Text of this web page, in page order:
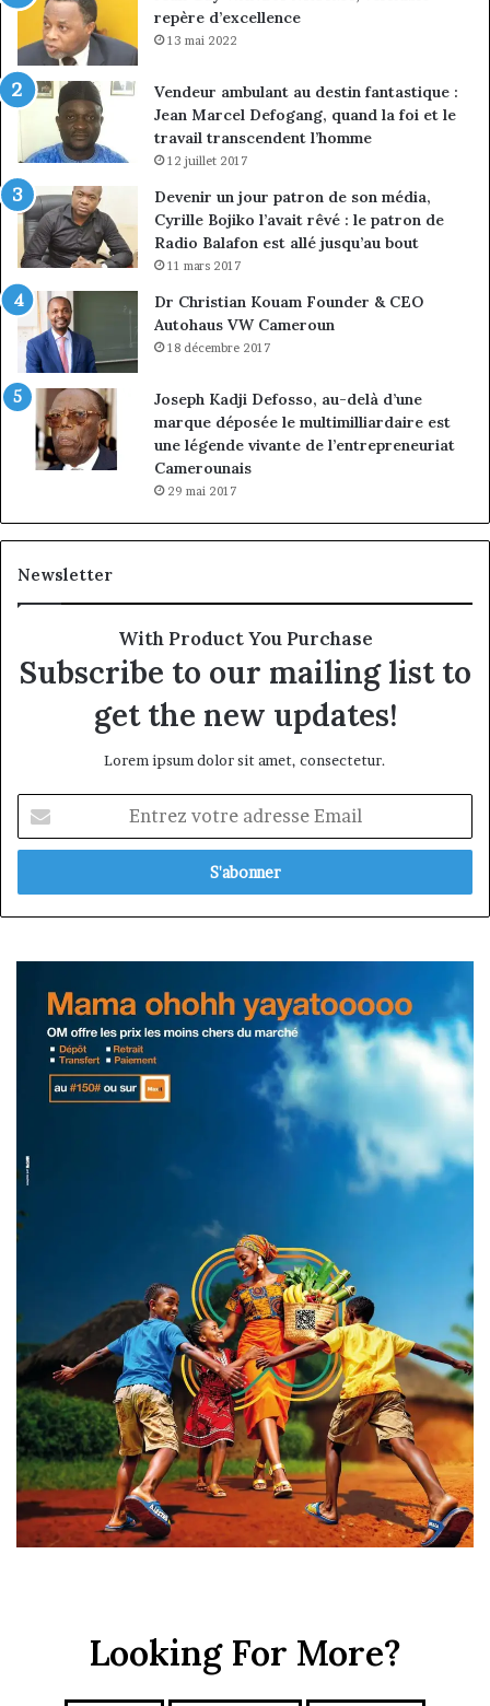
repère d’excellence
13 mai 2022
Vendeur ambulant au destin fantastique :
Jean Marcel Defogang, quand la foi et le
travail transcendent l’homme
12 juillet 2017
Devenir un jour patron de son média,
Cyrille Bojiko l’avait rêvé : le patron de
Radio Balafon est allé jusqu’au bout
11 mars 2017
Dr Christian Kouam Founder & CEO
Autohaus VW Cameroun
18 décembre 2017
Joseph Kadji Defosso, au-delà d’une
marque déposée le multimilliardaire est
une légende vivante de l’entrepreneuriat
Camerounais
29 mai 2017
Newsletter
With Product You Purchase
Subscribe to our mailing list to
get the new updates!
Lorem ipsum dolor sit amet, consectetur.
votre
adresse
Looking For More?